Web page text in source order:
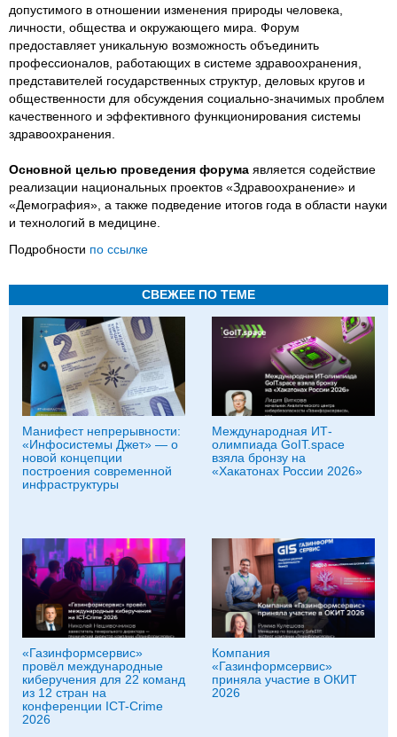
допустимого в отношении изменения природы человека,
личности, общества и окружающего мира. Форум
предоставляет уникальную возможность объединить
профессионалов, работающих в системе здравоохранения,
представителей государственных структур, деловых кругов и
общественности для обсуждения социально-значимых проблем
качественного и эффективного функционирования системы
здравоохранения.
Основной целью проведения форума является содействие
реализации национальных проектов «Здравоохранение» и
«Демография», а также подведение итогов года в области науки
и технологий в медицине.
Подробности по ссылке
СВЕЖЕЕ ПО ТЕМЕ
Манифест непрерывности:
«Инфосистемы Джет» — о
новой концепции
построения современной
инфраструктуры
Международная ИТ-
олимпиада GoIT.space
взяла бронзу на
«Хакатонах России 2026»
«Газинформсервис»
провёл международные
киберучения для 22 команд
из 12 стран на
конференции ICT-Crime
2026
Компания
«Газинформсервис»
приняла участие в ОКИТ
2026